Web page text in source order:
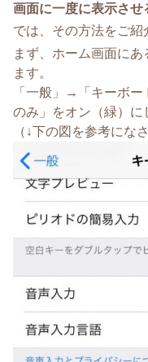
画面に一度に表示させ
では、その方法をご紹
まず、ホーム画面に
ます。
「一般」→「キーボー
のみ」をオン（緑）に
（↓下の図を参考にな